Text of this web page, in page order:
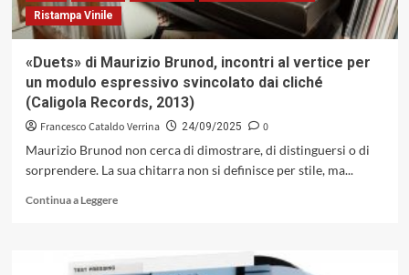
Ristampa Vinile
«Duets» di Maurizio Brunod, incontri al vertice per
un modulo espressivo svincolato dai cliché
(Caligola Records, 2013)
Francesco Cataldo Verrina 24/09/2025
0
Maurizio Brunod non cerca di dimostrare, di distinguersi o di
sorprendere. La sua chitarra non si definisce per stile, ma...
Continua a LeggereLeggi
«Duets»